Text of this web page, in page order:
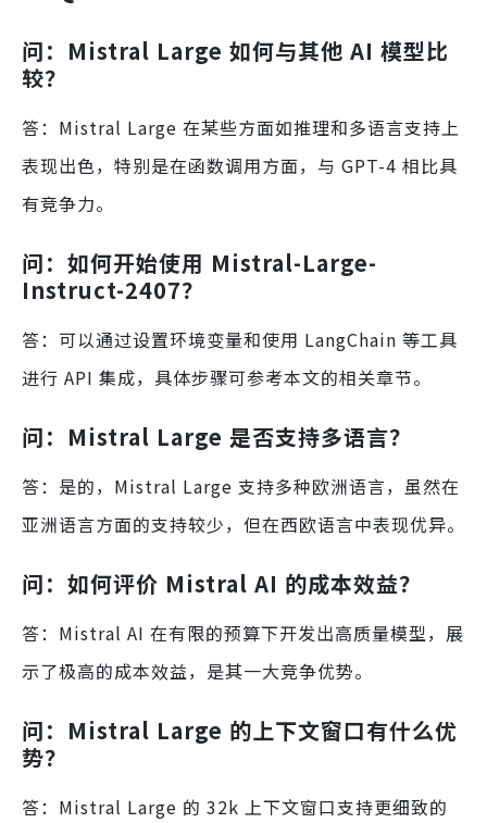
问：Mistral Large 如何与其他 AI 模型比
较？
答：Mistral Large 在某些方面如推理和多语言支持上
表现出色，特别是在函数调用方面，与 GPT-4 相比具
有竞争力。
问：如何开始使用 Mistral-Large-
Instruct-2407？
答：可以通过设置环境变量和使用 LangChain 等工具
进行 API 集成，具体步骤可参考本文的相关章节。
问：Mistral Large 是否支持多语言？
答：是的，Mistral Large 支持多种欧洲语言，虽然在
亚洲语言方面的支持较少，但在西欧语言中表现优异。
问：如何评价 Mistral AI 的成本效益？
答：Mistral AI 在有限的预算下开发出高质量模型，展
示了极高的成本效益，是其一大竞争优势。
问：Mistral Large 的上下文窗口有什么优
势？
答：Mistral Large 的 32k 上下文窗口支持更细致的